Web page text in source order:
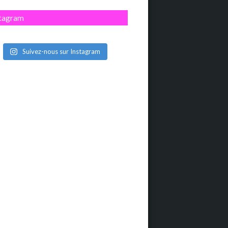
Suivez-nous sur Instagram